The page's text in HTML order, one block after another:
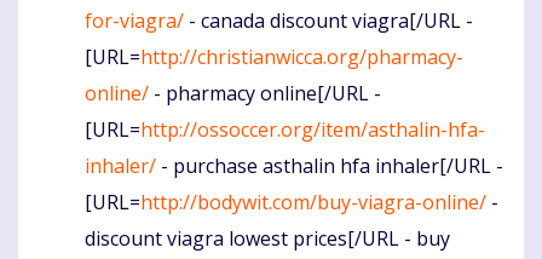
for-viagra/ - canada discount viagra[/URL -
[URL=http://christianwicca.org/pharmacy-
online/ - pharmacy online[/URL -
[URL=http://ossoccer.org/item/asthalin-hfa-
inhaler/ - purchase asthalin hfa inhaler[/URL -
[URL=http://bodywit.com/buy-viagra-online/ -
discount viagra lowest prices[/URL - buy